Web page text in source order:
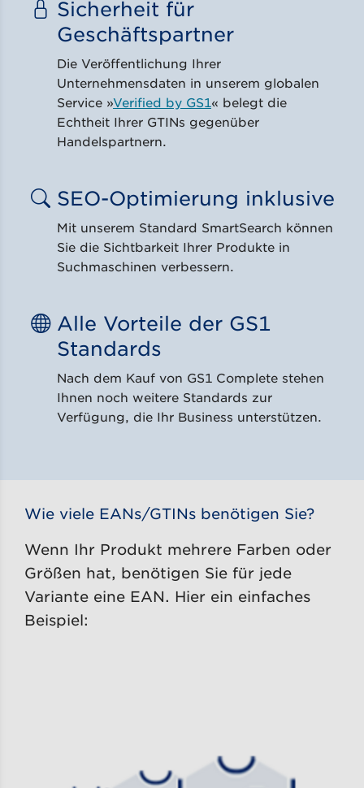
Sicherheit für
Geschäftspartner
Die Veröffentlichung Ihrer
Unternehmensdaten in unserem globalen
Service »Verified by GS1« belegt die
Echtheit Ihrer GTINs gegenüber
Handelspartnern.
SEO-Optimierung inklusive
Mit unserem Standard SmartSearch können
Sie die Sichtbarkeit Ihrer Produkte in
Suchmaschinen verbessern.
Alle Vorteile der GS1
Standards
Nach dem Kauf von GS1 Complete stehen
Ihnen noch weitere Standards zur
Verfügung, die Ihr Business unterstützen.
Wie viele EANs/GTINs benötigen Sie?
Wenn Ihr Produkt mehrere Farben oder
Größen hat, benötigen Sie für jede
Variante eine EAN. Hier ein einfaches
Beispiel: